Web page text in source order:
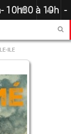
- 10h30 à 19h -
ILE